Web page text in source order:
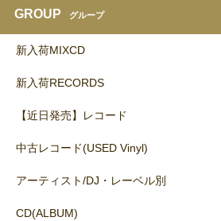
GROUP グループ
新入荷MIXCD
新入荷RECORDS
【近日発売】レコード
中古レコード(USED Vinyl)
アーティスト/DJ・レーベル別
CD(ALBUM)